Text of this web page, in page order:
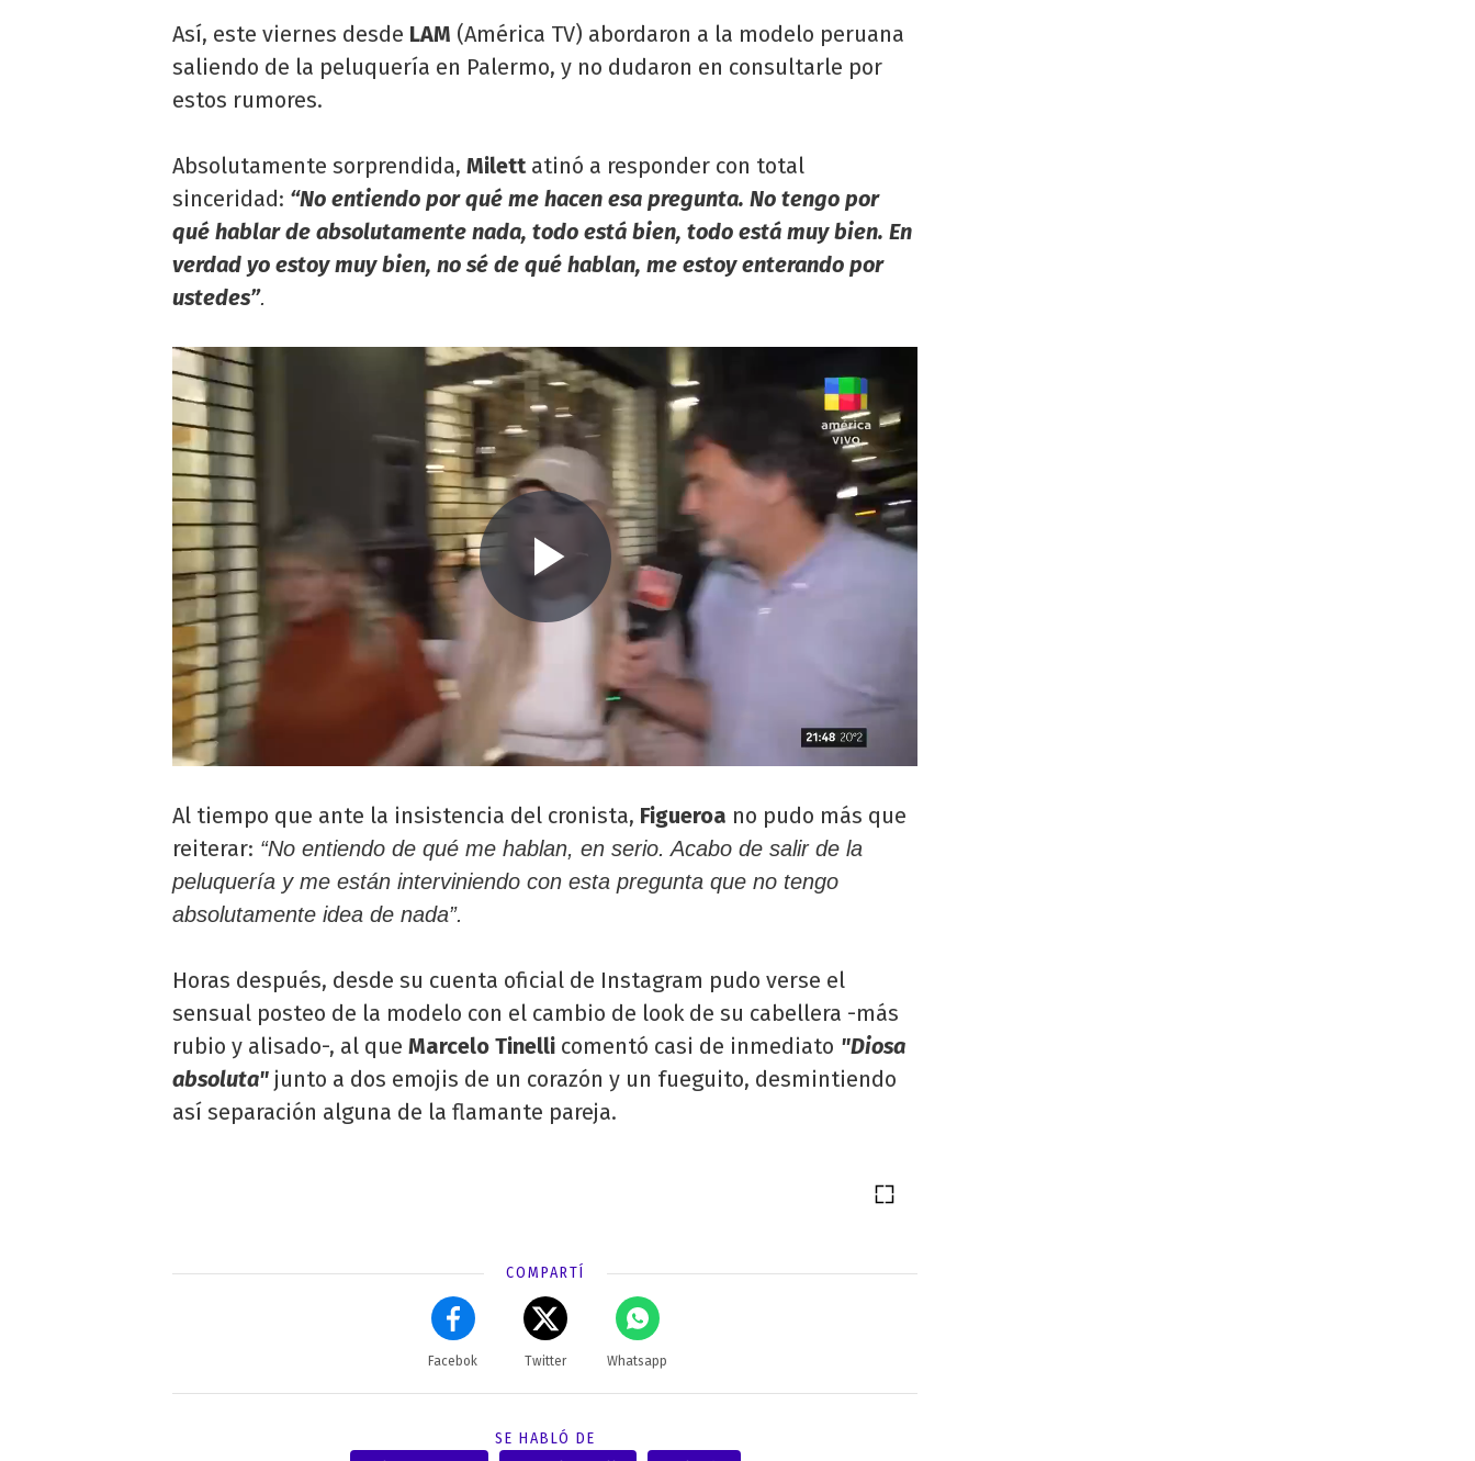
Así, este viernes desde LAM (América TV) abordaron a la modelo peruana
saliendo de la peluquería en Palermo, y no dudaron en consultarle por
estos rumores.
Absolutamente sorprendida, Milettatinó a responder con total
sinceridad: “No entiendo por qué me hacen esa pregunta. No tengo por
qué hablar de absolutamente nada, todo está bien, todo está muy bien. En
verdad yo estoy muy bien, no sé de qué hablan, me estoy enterando por
ustedes”.
Al tiempo que ante la insistencia del cronista, Figueroa no pudo más que
reiterar: “No entiendo de qué me hablan, en serio. Acabo de salir de la
peluquería y me están interviniendo con esta pregunta que no tengo
absolutamente idea de nada”.
Horas después, desde su cuenta oficial de Instagram pudo verse el
sensual posteo de la modelo con el cambio de look de su cabellera -más
rubio y alisado-, al que Marcelo Tinelli comentó casi de inmediato "Diosa
absoluta" junto a dos emojis de un corazón y un fueguito, desmintiendo
así separación alguna de la flamante pareja.
COMPARTÍ
Facebok Twitter Whatsapp
SE HABLÓ DE